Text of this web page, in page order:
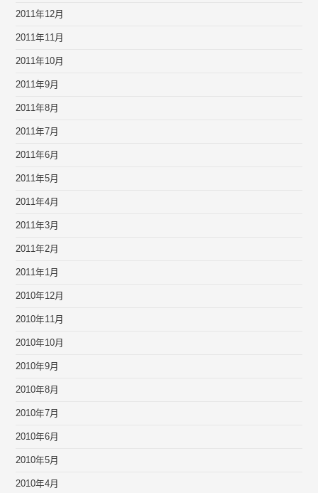
2011年12月
2011年11月
2011年10月
2011年9月
2011年8月
2011年7月
2011年6月
2011年5月
2011年4月
2011年3月
2011年2月
2011年1月
2010年12月
2010年11月
2010年10月
2010年9月
2010年8月
2010年7月
2010年6月
2010年5月
2010年4月